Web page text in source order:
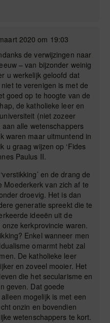
2020 om 19:03
de verwijzingen naar
– van bijzonder weinig
u werkelijk geloofd dat
te verenigen is met de
goed op te hoogte van de
de katholieke leer en
(niet zozeer
aan alle wetenschappers
waren maar uitmuntend in
u graag wijzen op ‘Fides
Paulus II.
en de drang de
Moederkerk van zich af te
droevig. Het is dan
generatie spreekt die te
ideeën uit de
kerkprovincie waren.
Enkel wanneer men
omarmt hebt zal
De katholieke leer
en zoveel mooier. Het
die het secularisme en
geven. Dat goede
mogelijk is met een
onzin en bovendien
wetenschappers te kort.